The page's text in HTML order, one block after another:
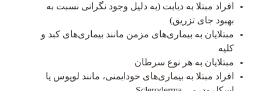
افراد مبتلا به دیابت (به دلیل وجود نگرانی نسبت به
بهبود جای تزریق)
مبتلایان به بیماری‌های مزمن مانند بیماری‌های کبد و
کلیه
مبتلایان به هر نوع سرطان
افراد مبتلا به بیماری‌های خودایمنی، مانند لوپوس یا